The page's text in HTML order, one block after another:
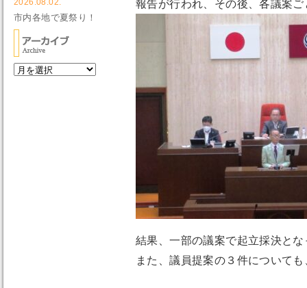
報告が行われ、その後、各議案
結果、一部の議案で起立採決と
また、議員提案の３件について
2026.08.02.
市内各地で夏祭り！